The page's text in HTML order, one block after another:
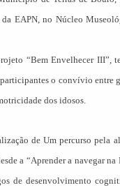
EAPN, no Núcleo
“Bem Envelhecer III”,
o convívio entre
dos idosos.
de Um percurso pela
a “Aprender a navegar
de desenvolvimento